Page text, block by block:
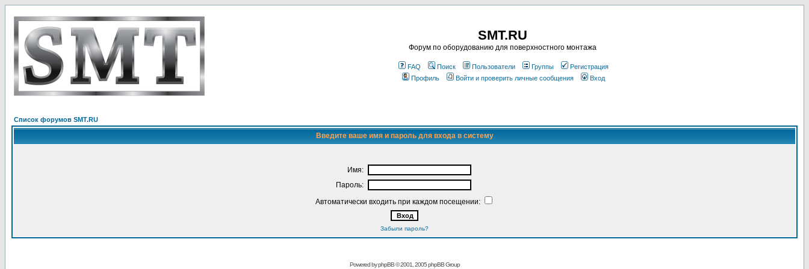
SMT.RU
Форум по оборудованию для поверхностного монтажа
FAQ Поиск Пользователи Группы
Регистрация
Профиль
Войти и проверить личные сообщения Вход
Список форумов SMT.RU
Введите ваше имя и пароль для входа в систему
Имя:
Пароль:
Автоматически входить при каждом посещении:
Забыли пароль?
Powered byphpBB© 2001, 2005 phpBB Group